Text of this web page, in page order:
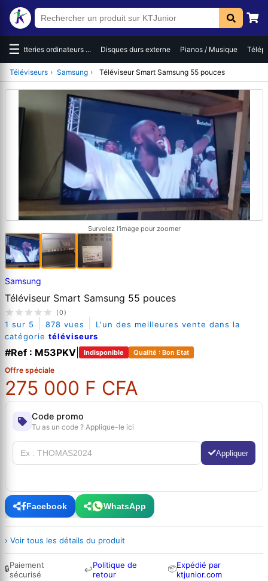
☰Batteries ordinateurs ... Disques durs externe Pianos / Musique
Téléviseurs › Samsung › Téléviseur Smart Samsung 55 pouces
Survolez l'image pour zoomer
Samsung
Téléviseur Smart Samsung 55 pouces
(0)
1 sur 5 878 vues
L'un des meilleures vente dans la
catégorie téléviseurs
#Ref : M53PKV Indisponible Qualité : Bon Etat
Offre spéciale
275 000 F CFA
Code promo
Tu as un code ? Applique-le ici
Appliquer
Facebook WhatsApp
› Voir tous les détails du produit
🔒Paiement
sécurisé
↩Politique de
retour
📦Expédié par
ktjunior.com